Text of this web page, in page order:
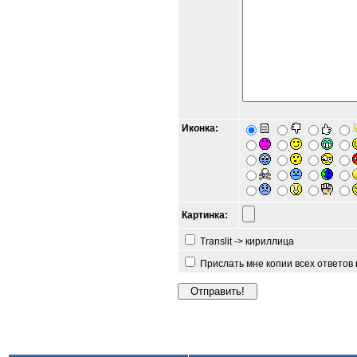
Иконка:
Картинка:
Translit -> кириллица
Прислать мне копии всех